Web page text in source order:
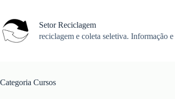
conteúdo
Setor Reciclagem
reciclagem e coleta seletiva. Informação
Categoria Cursos